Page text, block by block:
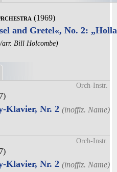
(1969)
and Gretel«, No. 2:
arr. Bill Holcombe)
Orch-Instr.
Klavier, Nr. 2
Orch-Instr.
Klavier, Nr. 2